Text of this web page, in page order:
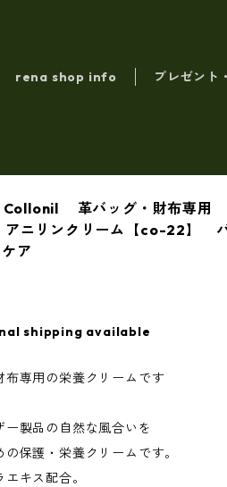
rena shop info
プレゼント
Collonil 革バッグ・財布専用
アニリンクリーム【co-22】
ア
shipping available
布専用の栄養クリームです
ー製品の自然な風合いを
保護・栄養クリームです。
キス配合。